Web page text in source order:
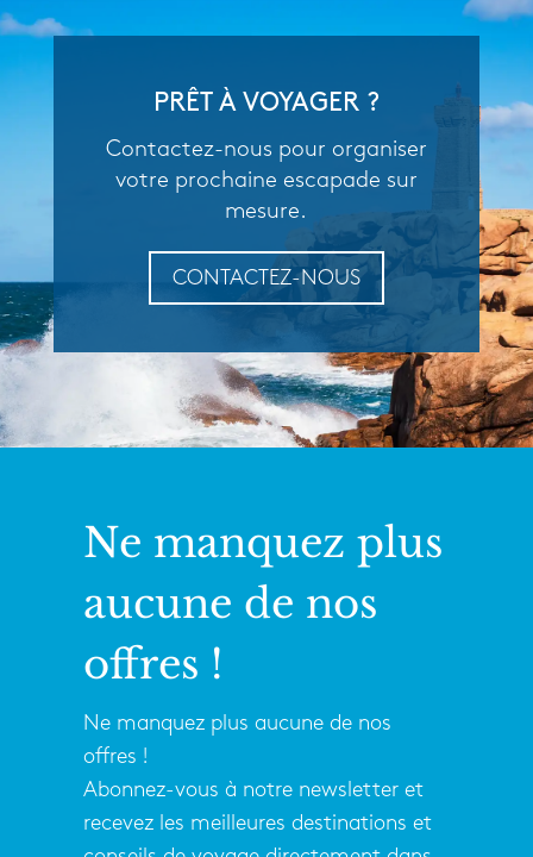
PRÊT À VOYAGER ?
Contactez-nous pour organiser
votre prochaine escapade sur
mesure.
CONTACTEZ-NOUS
Ne manquez plus
aucune de nos
offres !
Ne manquez plus aucune de nos
offres !
Abonnez-vous à notre newsletter et
recevez les meilleures destinations et